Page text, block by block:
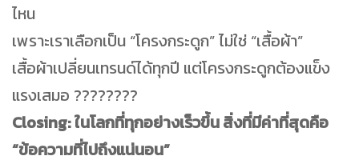
ไหน
เพราะเราเลือกเป็น “โครงกระดูก” ไม่ใช่ “เสื้อผ้า”
เสื้อผ้าเปลี่ยนเทรนด์ได้ทุกปี แต่โครงกระดูกต้องแข็ง
แรงเสมอ ????????
Closing: ในโลกที่ทุกอย่างเร็วขึ้น สิ่งที่มีค่าที่สุดคือ
“ข้อความที่ไปถึงแน่นอน”